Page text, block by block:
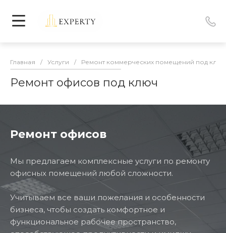
Главная / Услуги / Ремонт коммерческих помещений под
Ремонт офисов под ключ
Ремонт офисов
Мы предлагаем комплексные услуги по ремонту
офисных помещений любой сложности.
Учитываем все ваши пожелания и особенности
бизнеса, чтобы создать комфортное и
функциональное рабочее пространство,